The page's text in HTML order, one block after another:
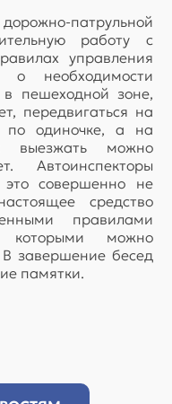
патрульной
работу с
управления
необходимости
пешеходной зоне,
передвигаться на
по одиночке, а на
выезжать можно
Автоинспекторы
совершенно не
средство
правилами
которыми можно
завершение бесед
памятки.